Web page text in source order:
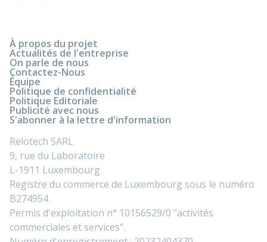
À propos du projet
Actualités de l'entreprise
On parle de nous
Contactez-Nous
Équipe
Politique de confidentialité
Politique Editoriale
Publicité avec nous
S'abonner à la lettre d'information
Relotech SARL
9, rue du Laboratoire
L-1911 Luxembourg
Registre du commerce de Luxembourg sous le numéro
B274954
Permis d'exploitation n° 10156529/0 "activités
commerciales et services".